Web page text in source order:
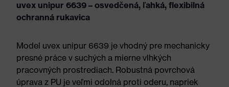
uvex unipur 6639 – osvedčená, ľahká, flexibilná
ochranná rukavica
Model uvex unipur 6639 je vhodný pre mechanicky
presné práce v suchých a mierne vlhkých
pracovných prostrediach. Robustná povrchová
úprava z PU je veľmi odolná proti oderu, napriek